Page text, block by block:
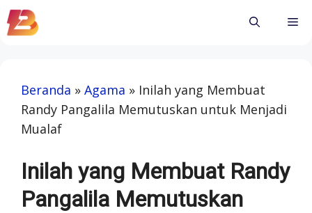
Skip
to
Beranda » Agama » Inilah yang Membuat
Randy Pangalila Memutuskan untuk Menjadi
Mualaf
Inilah yang Membuat Randy
Pangalila Memutuskan